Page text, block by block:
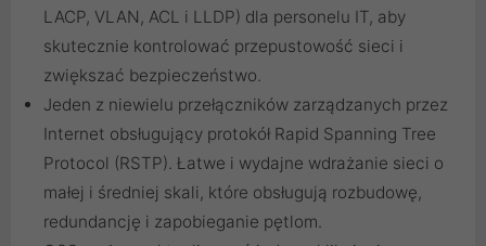
LACP, VLAN, ACL i LLDP) dla personelu IT, aby
skutecznie kontrolować przepustowość sieci i
zwiększać bezpieczeństwo.
Jeden z niewielu przełączników zarządzanych przez
Internet obsługujący protokół Rapid Spanning Tree
Protocol (RSTP). Łatwe i wydajne wdrażanie sieci o
małej i średniej skali, które obsługują rozbudowę,
redundancję i zapobieganie pętlom.